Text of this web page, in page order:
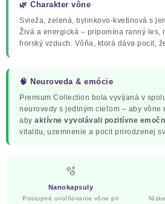
ZAREGISTRUJTE SA
OBCHODNÉ PODMIENKY
ZNAČKY
Obchodné podmienky Podmienky
🌿 Charakter vône
Svieža, zelená, bylinkovo-kvetinová s
Živá a energická – pripomína ranný les,
horský vzduch. Vôňa, ktorá dáva pocit,
🧠 Neuroveda & emócie
Premium Collection bola vyvíjaná v
neurovedy s jediným cieľom – aby vône
aby aktívne vyvolávali pozitívne
vitalitu, uzemnenie a pocit prirodzenej
🫧
Nanokapsuly
Postupné uvoľňovanie vône pri